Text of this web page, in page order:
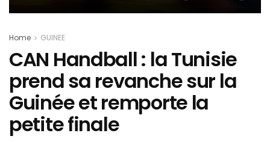
Home GUINEE
CAN Handball : la Tunisie
prend sa revanche sur la
Guinée et remporte la
petite finale